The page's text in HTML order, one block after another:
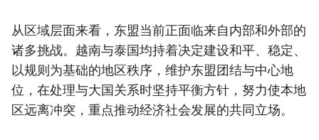
从区域层面来看，东盟当前正面临来自内部和外部的
诸多挑战。越南与泰国均持着决定建设和平、稳定、
以规则为基础的地区秩序，维护东盟团结与中心地
位，在处理与大国关系时坚持平衡方针，努力使本地
区远离冲突，重点推动经济社会发展的共同立场。